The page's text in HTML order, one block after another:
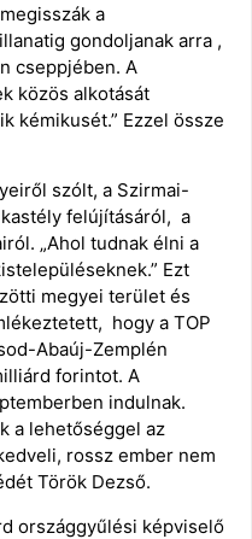
a
gondoljanak arra ,
cseppjében. A
közös alkotását
kémikusét.” Ezzel össze
szólt, a Szirmai-
felújításáról, a
„Ahol tudnak élni a
Ezt
megyei terület és
hogy a TOP
Abaúj-Zemplén
forintot. A
indulnak.
a lehetőséggel az
rossz ember nem
Török Dezső.
országgyűlési képviselő